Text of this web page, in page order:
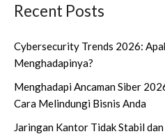
Recent Posts
Cybersecurity Trends 2026:
Menghadapinya?
Menghadapi Ancaman Siber
Cara Melindungi Bisnis Anda
Jaringan Kantor Tidak Stabil